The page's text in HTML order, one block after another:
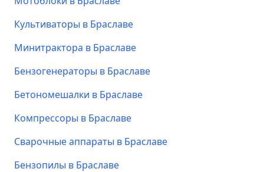
Культиваторы в Браславе
Минитрактора в Браславе
Бензогенераторы в Браславе
Бетономешалки в Браславе
Компрессоры в Браславе
Сварочные аппараты в Браславе
Бензопилы в Браславе